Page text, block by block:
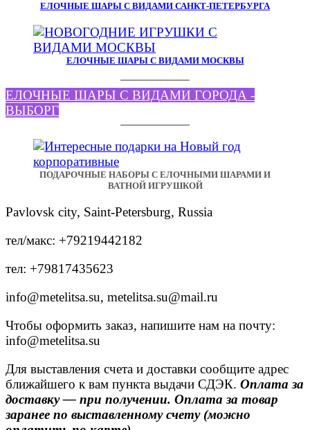
ЕЛОЧНЫЕ ШАРЫ С ВИДАМИ САНКТ-ПЕТЕРБУРГА
ЕЛОЧНЫЕ ШАРЫ С ВИДАМИ МОСКВЫ
ЕЛОЧНЫЕ ШАРЫ С ВИДАМИ ГОРОДА -
ВЫБОРГ
ПОДАРОЧНЫЕ НАБОРЫ С ЕЛОЧНЫМИ ШАРАМИ И
ВАТНОЙ ИГРУШКОЙ
Pavlovsk city, Saint-Petersburg, Russia
тел/макс: +79219442182
тел: +79817435623
info@metelitsa.su, metelitsa.su@mail.ru
Чтобы оформить заказ, напишите нам на почту:
info@metelitsa.su
Для выставления счета и доставки сообщите адрес
ближайшего к вам пункта выдачи СДЭК. Оплата за
доставку — при получении. Оплата за товар
заранее по выставленному счету (можно